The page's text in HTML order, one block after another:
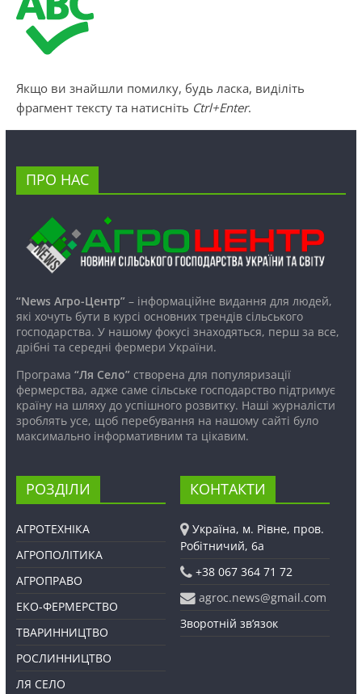
Якщо ви знайшли помилку, будь ласка, виділіть
фрагмент тексту та натисніть Ctrl+Enter.
ПРО НАС
“News Агро-Центр”– інформаційне видання для людей,
які хочуть бути в курсі основних трендів сільського
господарства. У нашому фокусі знаходяться, перш за все,
дрібні та середні фермери України.
Програма “Ля Село”створена для популяризації
фермерства, адже саме сільське господарство підтримує
країну на шляху до успішного розвитку. Наші журналісти
зроблять усе, щоб перебування на нашому сайті було
максимально інформативним та цікавим.
РОЗДІЛИ
АГРОТЕХНІКА
АГРОПОЛІТИКА
АГРОПРАВО
ЕКО-ФЕРМЕРСТВО
ТВАРИННИЦТВО
РОСЛИННИЦТВО
ЛЯ СЕЛО
КОНТАКТИ
Україна, м. Рівне, пров.
Робітничий, 6а
+38 067 364 71 72
agroc.news@gmail.com
Зворотній зв’язок